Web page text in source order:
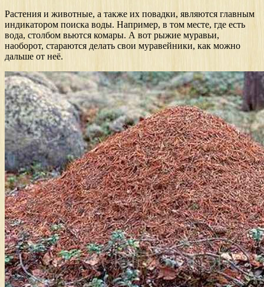
Растения и животные, а также их повадки, являются главным
индикатором поиска воды. Например, в том месте, где есть
вода, столбом вьются комары. А вот рыжие муравьи,
наоборот, стараются делать свои муравейники, как можно
дальше от неё.